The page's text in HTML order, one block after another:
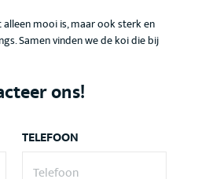
mooi is, maar ook sterk en
Samen vinden we de koi die bij
ons!
TELEFOON